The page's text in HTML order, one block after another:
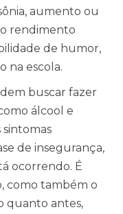
aumento ou
rendimento
de humor,
na escola.
buscar fazer
álcool e
de insegurança,
ocorrendo. É
como também o
quanto antes,